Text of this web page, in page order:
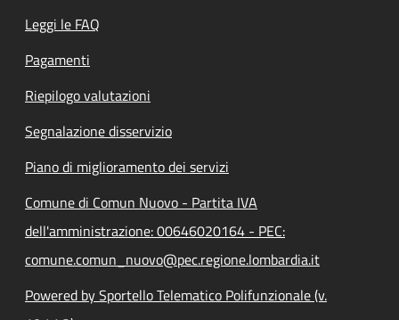
Leggi le FAQ
Pagamenti
Riepilogo valutazioni
Segnalazione disservizio
Piano di miglioramento dei servizi
Comune di Comun Nuovo - Partita IVA
dell'amministrazione: 00646020164 - PEC:
comune.comun_nuovo@pec.regione.lombardia.it
Powered by Sportello Telematico Polifunzionale (v.